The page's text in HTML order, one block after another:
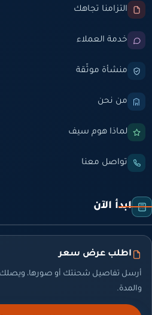
التزامنا تجاهك
خدمة العملاء
منشأة موثّقة
من نحن
لماذا هوم سيف
تواصل معنا
ابدأ الآن
اطلب عرض سعر
أرسل تفاصيل شحنتك أو صورها،
والمدة.